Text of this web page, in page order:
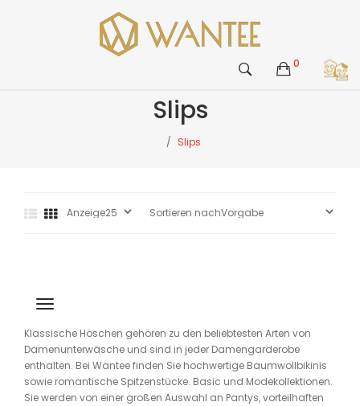
0
Slips
Slips
Klassische Höschen gehören zu den beliebtesten Arten von
Damenunterwäsche und sind in jeder Damengarderobe
enthalten. Bei Wantee finden Sie hochwertige Baumwollbikinis
sowie romantische Spitzenstücke. Basic und Modekollektionen.
Sie werden von einer großen Auswahl an Pantys, vorteilhaften